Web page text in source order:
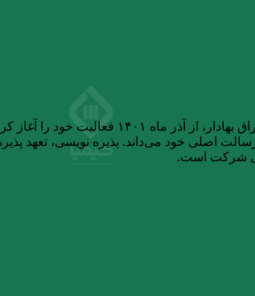
شرکت تامین سرمایه کیمیا، پس از
اصلی خود می‌داند. پذیره نویسی، تعهد
شرکت است.